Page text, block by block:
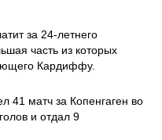
за 24-летнего
часть из которых
Кардиффу.
41 матч за Копенгаген во
и отдал 9